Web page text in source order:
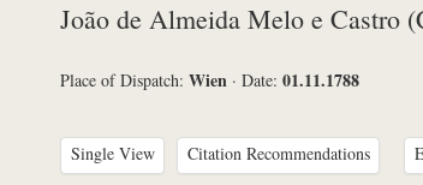
João de Almeida Melo e Castro
Place of Dispatch: Wien · Date: 01.11.1788
Single View Citation Recommendations